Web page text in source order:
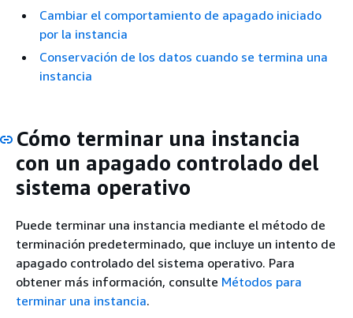
Cambiar el comportamiento de apagado iniciado
por la instancia
Conservación de los datos cuando se termina una
instancia
Cómo terminar una instancia
con un apagado controlado del
sistema operativo
Puede terminar una instancia mediante el método de
terminación predeterminado, que incluye un intento de
apagado controlado del sistema operativo. Para
obtener más información, consulte Métodos para
terminar una instancia.